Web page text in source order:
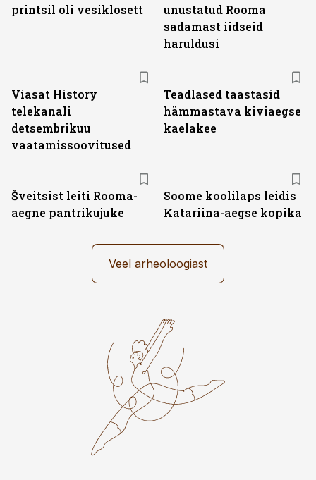
printsil oli vesiklosett
unustatud Rooma
sadamast iidseid
haruldusi
Viasat History
telekanali
detsembrikuu
vaatamissoovitused
Teadlased taastasid
hämmastava kiviaegse
kaelakee
Šveitsist leiti Rooma-
aegne pantrikujuke
Soome koolilaps leidis
Katariina-aegse kopika
Veel arheoloogiast